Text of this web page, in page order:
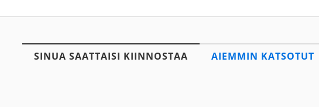
SINUA SAATTAISI KIINNOSTAA AIEMMIN KATSOTUT